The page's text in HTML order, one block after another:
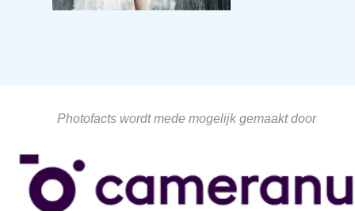
Photofacts wordt mede mogelijk gemaakt door